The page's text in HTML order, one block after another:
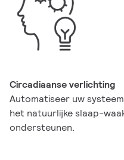
Circadiaanse verlichting
Automatiseer uw
het natuurlijke slaap-
ondersteunen.